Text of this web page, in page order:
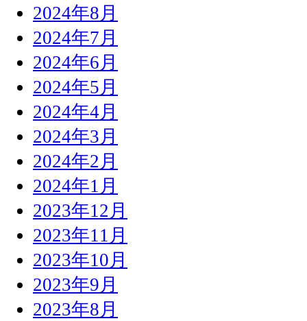
2024年8月
2024年7月
2024年6月
2024年5月
2024年4月
2024年3月
2024年2月
2024年1月
2023年12月
2023年11月
2023年10月
2023年9月
2023年8月